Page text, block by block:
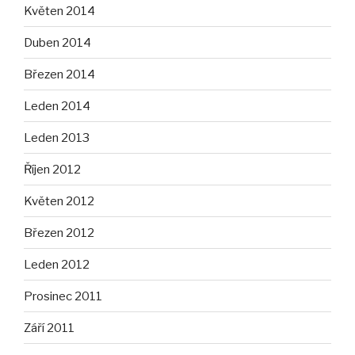
Květen 2014
Duben 2014
Březen 2014
Leden 2014
Leden 2013
Říjen 2012
Květen 2012
Březen 2012
Leden 2012
Prosinec 2011
Září 2011